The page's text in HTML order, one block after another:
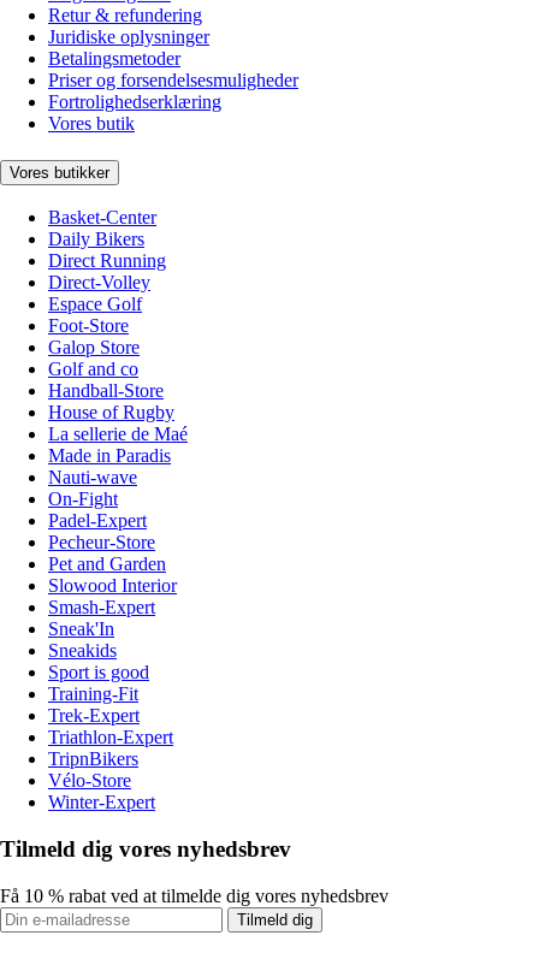
Retur & refundering
Juridiske oplysninger
Betalingsmetoder
Priser og forsendelsesmuligheder
Fortrolighedserklæring
Vores butik
Vores butikker
Basket-Center
Daily Bikers
Direct Running
Direct-Volley
Espace Golf
Foot-Store
Galop Store
Golf and co
Handball-Store
House of Rugby
La sellerie de Maé
Made in Paradis
Nauti-wave
On-Fight
Padel-Expert
Pecheur-Store
Pet and Garden
Slowood Interior
Smash-Expert
Sneak'In
Sneakids
Sport is good
Training-Fit
Trek-Expert
Triathlon-Expert
TripnBikers
Vélo-Store
Winter-Expert
Tilmeld dig vores nyhedsbrev
Få 10 % rabat ved at tilmelde dig vores nyhedsbrev
Tilmeld dig